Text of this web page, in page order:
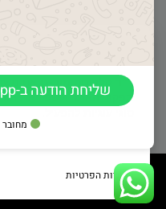
ד"ר קלריסה מור-גן
אנו
תפקוד האתר ולשפר את
מדיניות הפרטיות
שליחת הודעה ב-WhatsApp
מחובר